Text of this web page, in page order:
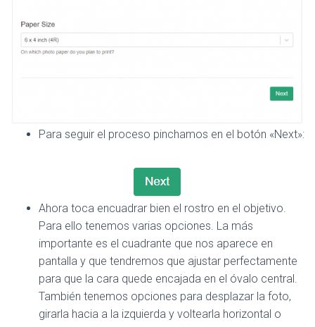
Para seguir el proceso pinchamos en el botón «Next»:
Ahora toca encuadrar bien el rostro en el objetivo.
Para ello tenemos varias opciones. La más
importante es el cuadrante que nos aparece en
pantalla y que tendremos que ajustar perfectamente
para que la cara quede encajada en el óvalo central.
También tenemos opciones para desplazar la foto,
girarla hacia a la izquierda y voltearla horizontal o